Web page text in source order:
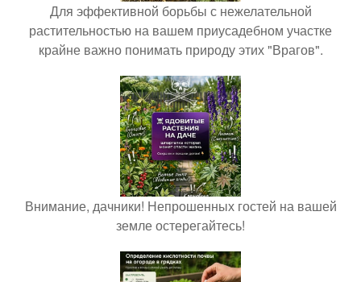
Для эффективной борьбы с нежелательной
растительностью на вашем приусадебном участке
крайне важно понимать природу этих "Врагов".
Внимание, дачники! Непрошенных гостей на вашей
земле остерегайтесь!